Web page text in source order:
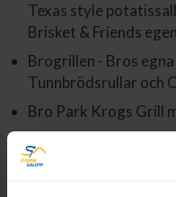
Texas style
Brisket & Friends
Brogrillen - Bros
Tunnbrödsrullar och
Bro Park Krogs Grill
fikasugna